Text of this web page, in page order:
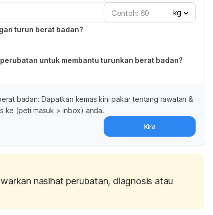
kg
turun berat badan?
untuk membantu turunkan berat badan?
badan: Dapatkan kemas kini pakar tentang rawatan &
ke (peti masuk > inbox) anda.
Kira
nasihat perubatan, diagnosis atau